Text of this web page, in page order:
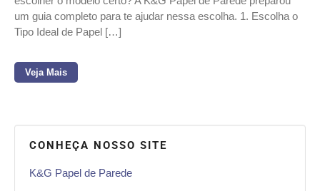
um guia completo para te ajudar nessa escolha. 1. Escolha o
Tipo Ideal de Papel […]
Veja Mais
CONHEÇA NOSSO SITE
K&G Papel de Parede